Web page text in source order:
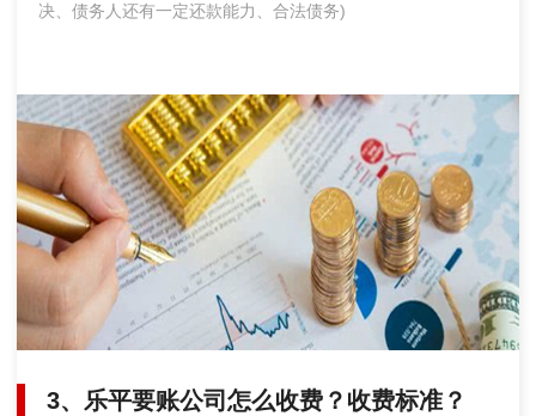
决、债务人还有一定还款能力、合法债务)
3、乐平要账公司怎么收费？收费标准？